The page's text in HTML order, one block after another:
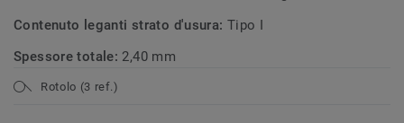
Contenuto leganti strato d'usura: Tipo I
Spessore totale: 2,40 mm
Rotolo (3 ref.)